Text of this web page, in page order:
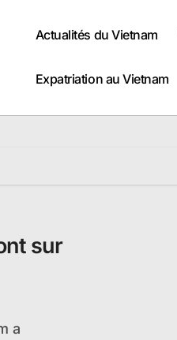
Actualités du Vietnam
Expatriation au Vietnam
sur